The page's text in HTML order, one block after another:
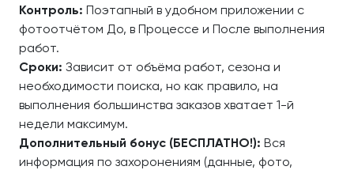
Контроль: Поэтапный в удобном приложении с
фотоотчётом До, в Процессе и После выполнения
работ.
Сроки: Зависит от объёма работ, сезона и
необходимости поиска, но как правило, на
выполнения большинства заказов хватает 1-й
недели максимум.
Дополнительный бонус (БЕСПЛАТНО!): Вся
информация по захоронениям (данные, фото,